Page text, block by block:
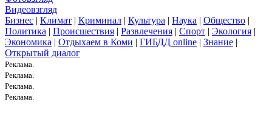
Видеовзгляд
Бизнес | Климат | Криминал | Культура | Наука | Общество |
Политика | Происшествия | Развлечения | Спорт | Экология |
Экономика | Отдыхаем в Коми | ГИБДД online | Знание |
Открытый диалог
Реклама.
Реклама.
Реклама.
Реклама.